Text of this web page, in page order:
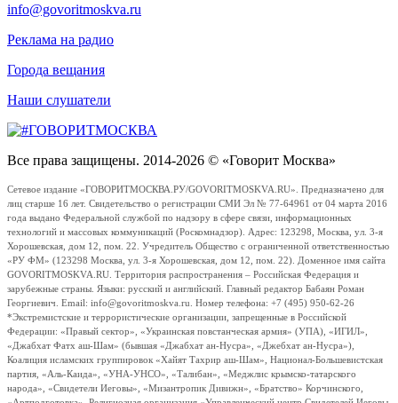
info@govoritmoskva.ru
Реклама на радио
Города вещания
Наши слушатели
Все права защищены. 2014-2026 © «Говорит Москва»
Сетевое издание «ГОВОРИТМОСКВА.РУ/GOVORITMOSKVA.RU». Предназначено для
лиц старше 16 лет. Свидетельство о регистрации СМИ Эл № 77-64961 от 04 марта 2016
года выдано Федеральной службой по надзору в сфере связи, информационных
технологий и массовых коммуникаций (Роскомнадзор). Адрес: 123298, Москва, ул. 3-я
Хорошевская, дом 12, пом. 22. Учредитель Общество с ограниченной ответственностью
«РУ ФМ» (123298 Москва, ул. 3-я Хорошевская, дом 12, пом. 22). Доменное имя сайта
GOVORITMOSKVA.RU. Территория распространения – Российская Федерация и
зарубежные страны. Языки: русский и английский. Главный редактор Бабаян Роман
Георгиевич. Email: info@govoritmoskva.ru. Номер телефона: +7 (495) 950-62-26
*Экстремистские и террористические организации, запрещенные в Российской
Федерации: «Правый сектор», «Украинская повстанческая армия» (УПА), «ИГИЛ»,
«Джабхат Фатх аш-Шам» (бывшая «Джабхат ан-Нусра», «Джебхат ан-Нусра»),
Коалиция исламских группировок «Хайят Тахрир аш-Шам», Национал-Большевистская
партия, «Аль-Каида», «УНА-УНСО», «Талибан», «Меджлис крымско-татарского
народа», «Свидетели Иеговы», «Мизантропик Дивижн», «Братство» Корчинского,